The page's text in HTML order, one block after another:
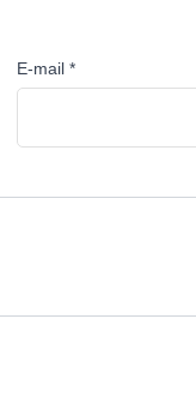
E-mail *